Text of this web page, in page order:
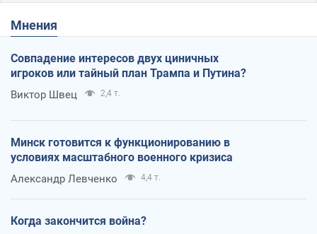
Мнения
Совпадение интересов двух циничных
игроков или тайный план Трампа и Путина?
Виктор Швец 2,4 т.
Минск готовится к функционированию в
условиях масштабного военного кризиса
Александр Левченко 4,4 т.
Когда закончится война?